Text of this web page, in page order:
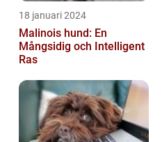
18 januari 2024
Malinois hund: En
Mångsidig och Intelligent
Ras